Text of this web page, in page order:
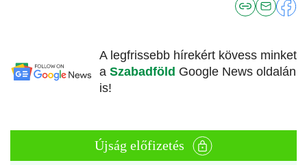
A legfrissebb hírekért kövess minket
a Szabadföld Google News oldalán
is!
Újság előfizetés